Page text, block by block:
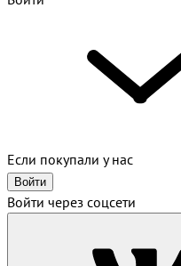
Если покупали у нас
Войти
Войти через соцсети